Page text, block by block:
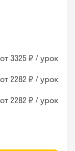
от 3325 ₽ / урок
от 2282 ₽ / урок
от 2282 ₽ / урок